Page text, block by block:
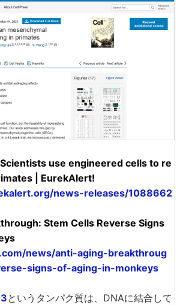
use engineered cells to re
| EurekAlert!
news-releases/1088662
Stem Cells Reverse Signs
news/anti-aging-breakthroug
signs-of-aging-in-monkeys
というタンパク質は、DNAに結合して